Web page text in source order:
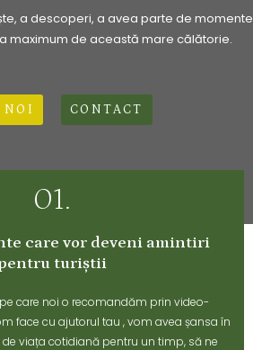
a descoperi, a avea parte de momente
maximum de această mare călătorie.
NOI CONTACT
01.
care vor deveni amintiri
turiștii
care noi o recomandăm prin video-
face cu ajutorul tau , vom avea șansa în
viața cotidiană pentru un timp, să ne